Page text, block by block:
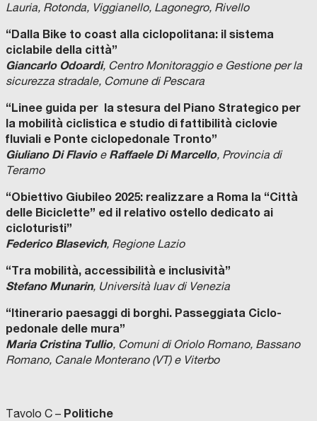
Lauria, Rotonda, Viggianello, Lagonegro, Rivello
“Dalla Bike to coast alla ciclopolitana: il sistema
ciclabile della città”
Giancarlo Odoardi, Centro Monitoraggio e Gestione per la
sicurezza stradale, Comune di Pescara
“Linee guida per la stesura del Piano Strategico per
la mobilità ciclistica e studio di fattibilità ciclovie
fluviali e Ponte ciclopedonale Tronto”
Giuliano Di Flavioe Raffaele Di Marcello, Provincia di
Teramo
“Obiettivo Giubileo 2025: realizzare a Roma la “Città
delle Biciclette” ed il relativo ostello dedicato ai
cicloturisti”
Federico Blasevich, Regione Lazio
“Tra mobilità, accessibilità e inclusività”
Stefano Munarin, Università Iuav di Venezia
“Itinerario paesaggi di borghi. Passeggiata Ciclo-
pedonale delle mura”
Maria Cristina Tullio, Comuni di Oriolo Romano, Bassano
Romano, Canale Monterano (VT) e Viterbo
Tavolo C – Politiche